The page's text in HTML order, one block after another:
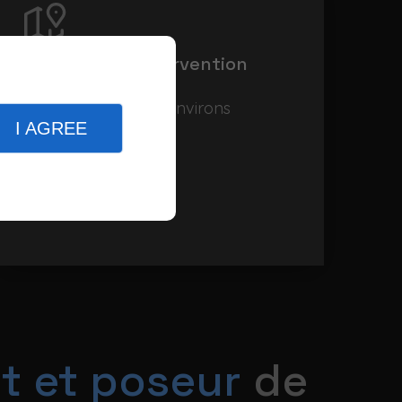
I AGREE
Notre zone d’intervention
Bordeaux et ses environs
et poseur de